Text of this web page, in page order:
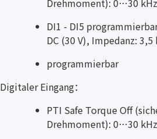
DI1 - DI5
DC (30 V), Impedanz: 3,5
programmierbar
Digitaler Eingang：
PTI Safe Torque Off
Drehmoment): 0…30